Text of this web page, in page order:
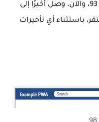
مرة كتجربة في متصفح جوجل كروم 93، والآن، وصل أخيرًا إلى
98 بشكل مستقر، باستثناء أي تأخيرات